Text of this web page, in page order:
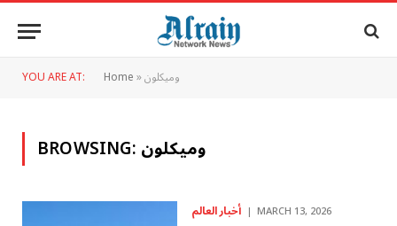
YOU ARE AT: Home»وميكلون
BROWSING:وميكلون
أخبار العالم MARCH 13, 2026